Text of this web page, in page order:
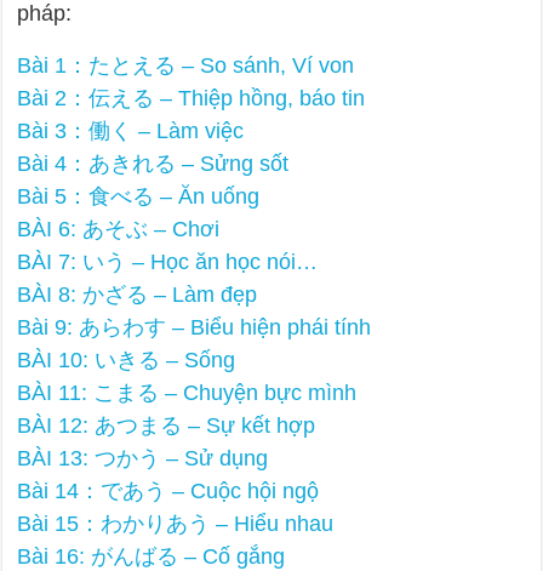
pháp:
Bài 1：たとえる – So sánh, Ví von
Bài 2：伝える – Thiệp hồng, báo tin
Bài 3：働く – Làm việc
Bài 4：あきれる – Sửng sốt
Bài 5：食べる – Ăn uống
BÀI 6: あそぶ – Chơi
BÀI 7: いう – Học ăn học nói…
BÀI 8: かざる – Làm đẹp
Bài 9: あらわす – Biểu hiện phái tính
BÀI 10: いきる – Sống
BÀI 11: こまる – Chuyện bực mình
BÀI 12: あつまる – Sự kết hợp
BÀI 13: つかう – Sử dụng
Bài 14：であう – Cuộc hội ngộ
Bài 15：わかりあう – Hiểu nhau
Bài 16: がんばる – Cố gắng